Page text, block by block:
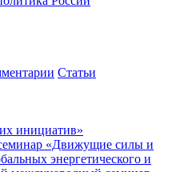
Статьи
инициатив»
«Движущие силы и
энергетического и